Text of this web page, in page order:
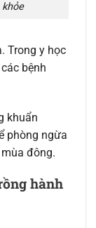
Trong y học
bệnh
khuẩn
phòng ngừa
đông.
hành